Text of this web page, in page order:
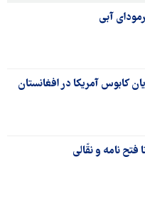
آبی
کابوس آمریکا در افغانستان
فتح نامه و نقّالی